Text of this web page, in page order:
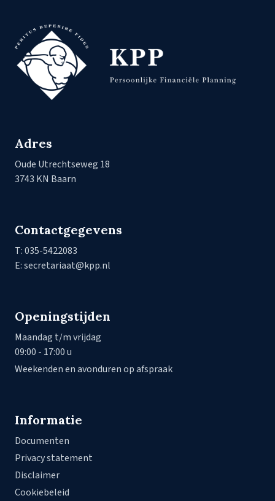
Adres
Oude Utrechtseweg 18
3743 KN Baarn
Contactgegevens
T: 035-5422083
E: secretariaat@kpp.nl
Openingstijden
Maandag t/m vrijdag
09:00 - 17:00 u
Weekenden en avonduren op afspraak
Informatie
Documenten
Privacy statement
Disclaimer
Cookiebeleid